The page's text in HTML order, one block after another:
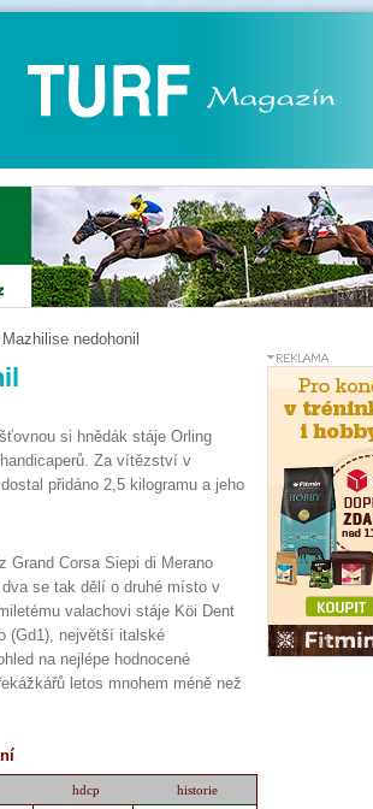
nedohonil
si hnědák stáje Orling
Za vítězství v
přidáno 2,5 kilogramu a jeho
Grand Corsa Siepi di Merano
se tak dělí o druhé místo v
valachovi stáje Köi Dent
(Gd1), největší italské
na nejlépe hodnocené
letos mnohem méně než
hdcp historie